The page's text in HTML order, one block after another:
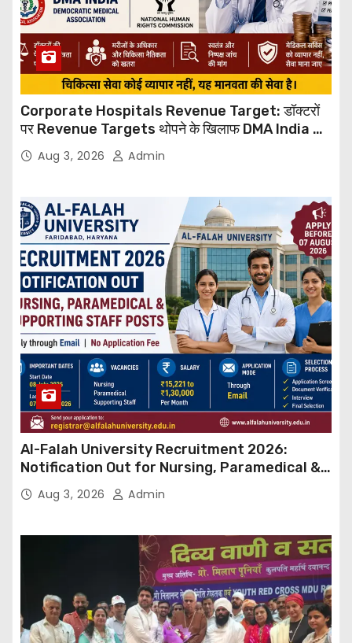
Corporate Hospitals Revenue Target: डॉक्टरों
पर Revenue Targets थोपने के खिलाफ DMA India का
बड़ा कदम, NHRC से Suo Motu जांच की मांग
Aug 3, 2026 Admin
Al-Falah University Recruitment 2026:
Notification Out for Nursing, Paramedical &
Supporting Staff Posts, Apply Through Email
Aug 3, 2026 Admin